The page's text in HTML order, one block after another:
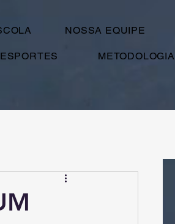
NOSSA EQUIPE
ESPORTES METODOLOGIA